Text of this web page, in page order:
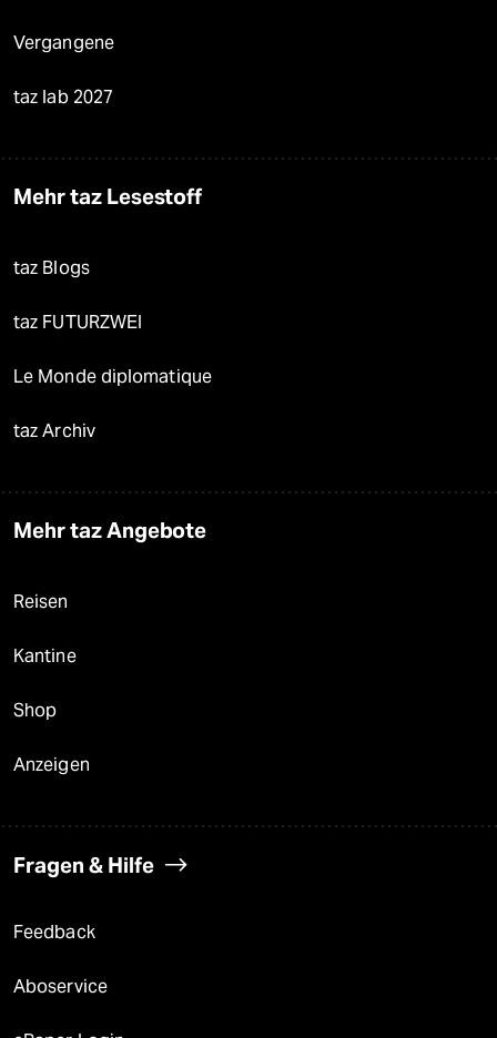
Vergangene
taz lab 2027
Mehr taz Lesestoff
taz Blogs
taz FUTURZWEI
Le Monde diplomatique
taz Archiv
Mehr taz Angebote
Reisen
Kantine
Shop
Anzeigen
Fragen & Hilfe
Feedback
Aboservice